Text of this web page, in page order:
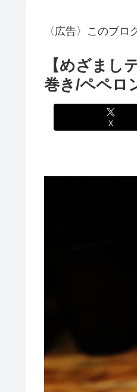
〈広告〉このブ
【めざまし
巻き/ペペロ
X